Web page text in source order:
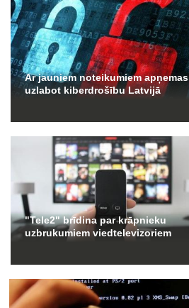
Ar jauniem noteikumiem apņemas
uzlabot kiberdrošību Latvijā
"Tele2" brīdina par krāpnieku
uzbrukumiem viedtelevizoriem